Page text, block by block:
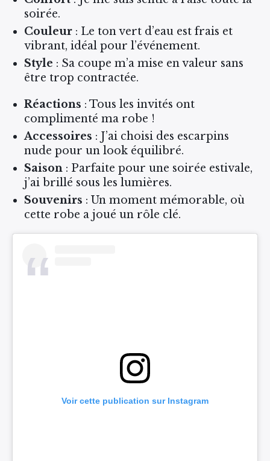
soirée.
Couleur : Le ton vert d’eau est frais et
vibrant, idéal pour l’événement.
Style : Sa coupe m’a mise en valeur sans
être trop contractée.
Réactions : Tous les invités ont
complimenté ma robe !
Accessoires : J’ai choisi des escarpins
nude pour un look équilibré.
Saison : Parfaite pour une soirée estivale,
j’ai brillé sous les lumières.
Souvenirs : Un moment mémorable, où
cette robe a joué un rôle clé.
Voir cette publication sur Instagram